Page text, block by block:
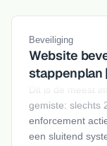
Beveiliging
Website
Dit is de meest
gemiste: slechts
enforcement
een sluitend